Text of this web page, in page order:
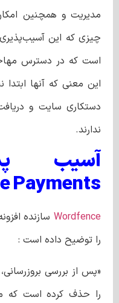
مدیریت و همچنین
چیزی که این
است که در دسترس
این معنی که آنها ابتدا
دستکاری سایت و
ندارند.
آسیب
Payments
Wordfence سازنده
را توضیح داده است :
«پس از بررسی
را حذف کرده است که